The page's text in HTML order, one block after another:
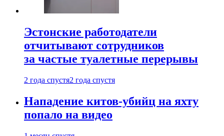
Эстонские работодатели
отчитывают сотрудников
за частые туалетные перерывы
2 года спустя2 года спустя
Нападение китов-убийц на яхту
попало на видео